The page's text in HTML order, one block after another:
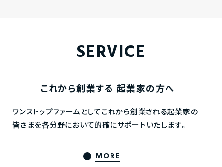
SERVICE
これから創業する 起業家の方へ
ワンストップファームとしてこれから創業される起業家の
皆さまを各分野において的確にサポートいたします。
MORE